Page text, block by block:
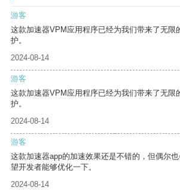
游客
这款加速器VPM应用程序已经为我们带来了无限
护。
2024-08-14
游客
这款加速器VPM应用程序已经为我们带来了无限
护。
2024-08-14
游客
这款加速器app的加速效果还是不错的，但偶尔
望开发者能够优化一下。
2024-08-14